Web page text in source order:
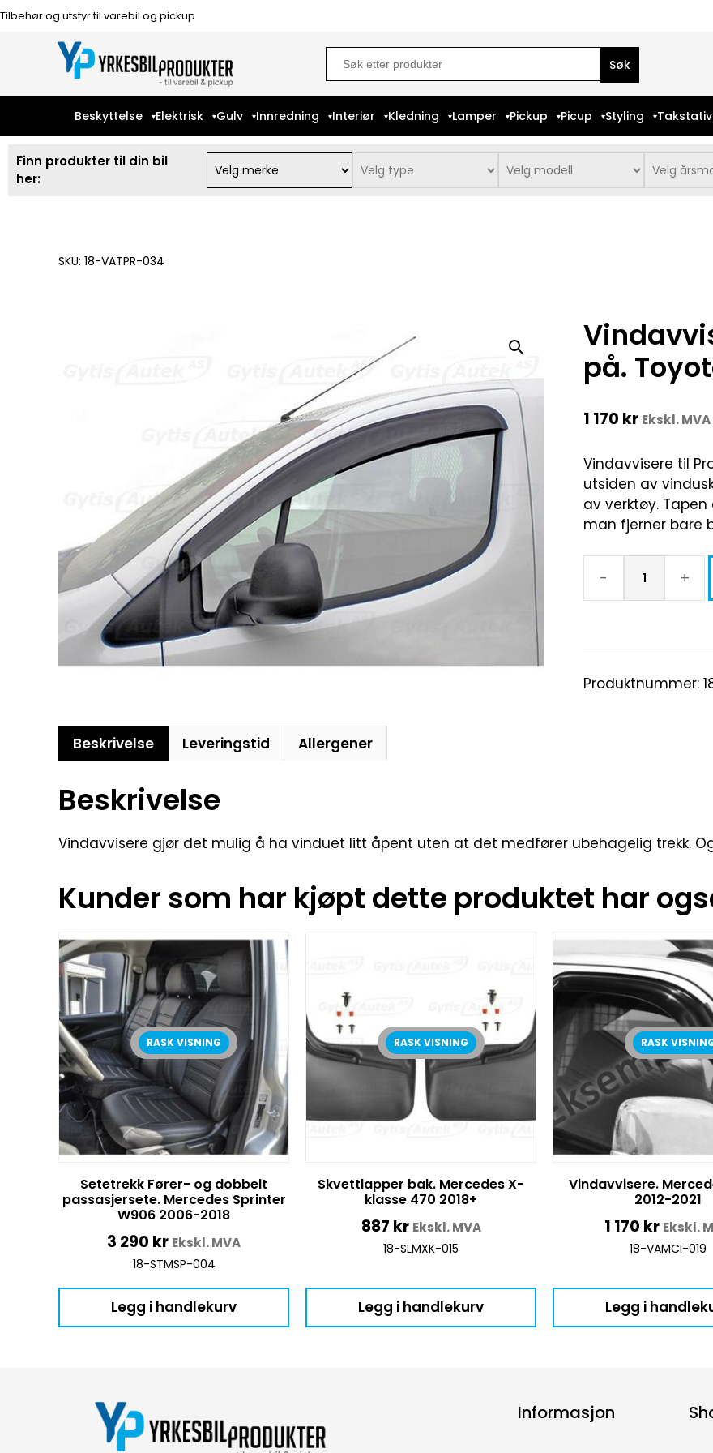
Tilbehør og utstyr til varebil og pickup
Search
for:
Beskyttelse Elektrisk Gulv Innredning Interiør Kledning Lamper Pickup Picup Styling Takstativ
Finn produkter til din bil
her:
SKU: 18-VATPR-034
på.
1 170 kr Ekskl. MVA
Vindavvisere til
utsiden av
av verktøy.
man fjerner bare
- +
Produktnummer:
Beskrivelse Leveringstid Allergener
Beskrivelse
Vindavvisere gjør det mulig å ha vinduet litt åpent uten at det medfører ubehagelig trekk.
Kunder som har kjøpt dette produktet har
RASK VISNING
Setetrekk Fører- og dobbelt
passasjersete. Mercedes Sprinter
W906 2006-2018
3 290 kr Ekskl. MVA
18-STMSP-004
Legg i handlekurv
RASK VISNING
Skvettlapper bak. Mercedes X-
klasse 470 2018+
887 kr Ekskl. MVA
18-SLMXK-015
Legg i handlekurv
RASK
Vindavvisere.
2012-2021
1 170 kr Ekskl.
18-VAMCI-019
Legg i
Informasjon